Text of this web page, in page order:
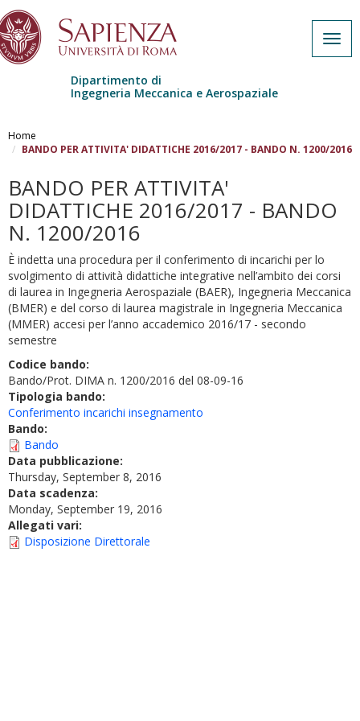
Dipartimento di
Ingegneria Meccanica e Aerospaziale
Home
BANDO PER ATTIVITA' DIDATTICHE 2016/2017 - BANDO N. 1200/2016
BANDO PER ATTIVITA'
DIDATTICHE 2016/2017 - BANDO
N. 1200/2016
È indetta una procedura per il conferimento di incarichi per lo
svolgimento di attività didattiche integrative nell’ambito dei corsi
di laurea in Ingegneria Aerospaziale (BAER), Ingegneria Meccanica
(BMER) e del corso di laurea magistrale in Ingegneria Meccanica
(MMER) accesi per l’anno accademico 2016/17 - secondo
semestre
Codice bando:
Bando/Prot. DIMA n. 1200/2016 del 08-09-16
Tipologia bando:
Conferimento incarichi insegnamento
Bando:
Bando
Data pubblicazione:
Thursday, September 8, 2016
Data scadenza:
Monday, September 19, 2016
Allegati vari:
Disposizione Direttorale